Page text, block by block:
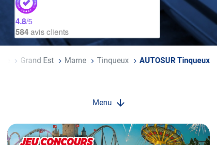
TINQUEUX
4.8/5
584avis clients
Grand Est Marne Tinqueux AUTOSUR Tinqueux
Menu
Opération
spéciale